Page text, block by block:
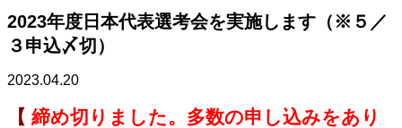
2023年度日本代表選考会を実施します（※５／
３申込〆切）
2023.04.20
【 締め切りました。多数の申し込みをあり